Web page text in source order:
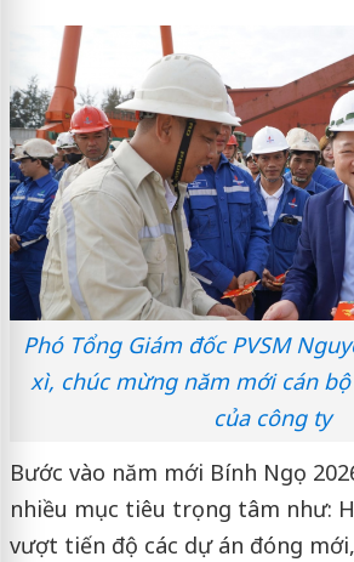
Phó Tổng Giám đốc PVSM
xì, chúc mừng năm mới cán
của công ty
Bước vào năm mới Bính Ngọ
nhiều mục tiêu trọng tâm như:
vượt tiến độ các dự án đóng